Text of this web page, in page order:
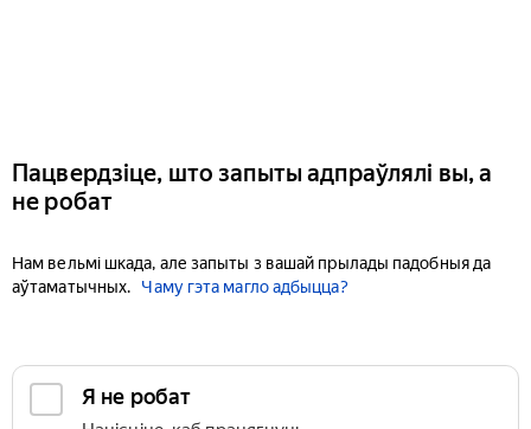
Пацвердзіце, што запыты адпраўлялі вы, а
не робат
Нам вельмі шкада, але запыты з вашай прылады падобныя да
аўтаматычных.
Чаму гэта магло адбыцца?
Я не робат